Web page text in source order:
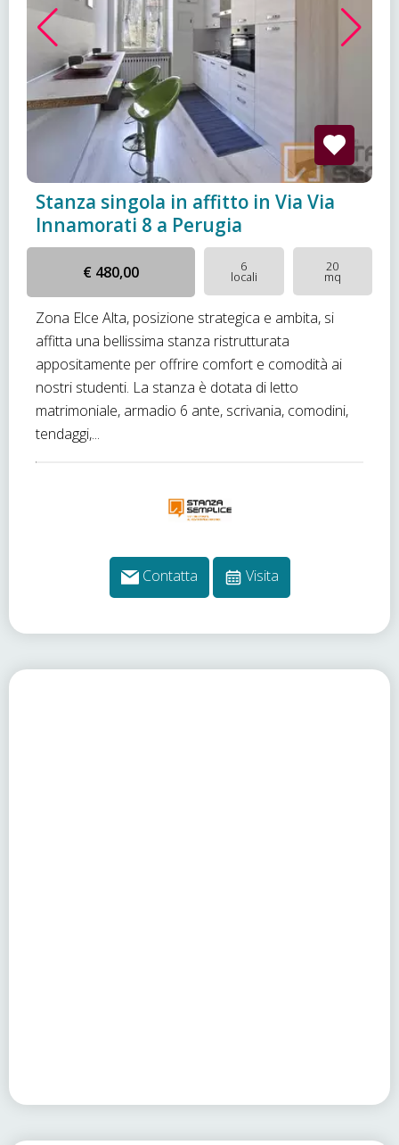
Stanza singola in affitto in Via Via
Innamorati 8 a Perugia
€ 480,00 6
locali
20
mq
Zona Elce Alta, posizione strategica e ambita, si
affitta una bellissima stanza ristrutturata
appositamente per offrire comfort e comodità ai
nostri studenti. La stanza è dotata di letto
matrimoniale, armadio 6 ante, scrivania, comodini,
tendaggi,...
Contatta Visita